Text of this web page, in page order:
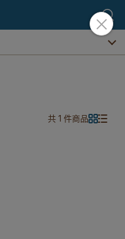
共 1 件商品